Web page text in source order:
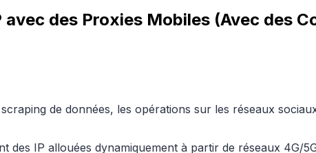
des Proxies Mobiles (Avec des
de données, les opérations sur les réseaux
IP allouées dynamiquement à partir de réseaux 4G/